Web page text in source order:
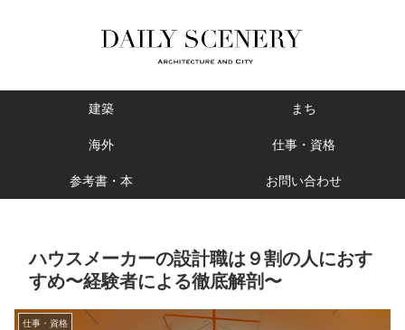
建築 まち
海外 仕事・資格
参考書・本 お問い合わせ
ハウスメーカーの設計職は９割の人におす
すめ〜経験者による徹底解剖〜
仕事・資格